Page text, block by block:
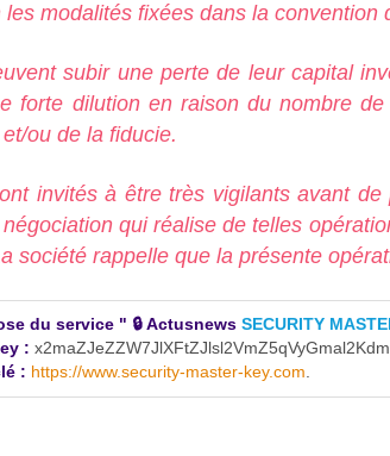
modalités fixées dans la convention
subir une perte de leur capital
forte dilution en raison du nombre
ou de la fiducie.
invités à être très vigilants avant
qui réalise de telles
société rappelle que la présente
du service " 🔒 Actusnews SECURITY
:
: https://www.security-master-key.com.